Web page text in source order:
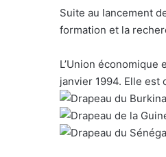
Suite au lancement
formation et la
L’Union
janvier 1994. Elle est